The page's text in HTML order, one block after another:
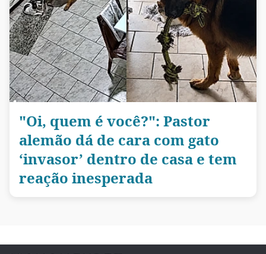
"Oi, quem é você?": Pastor
alemão dá de cara com gato
‘invasor’ dentro de casa e tem
reação inesperada